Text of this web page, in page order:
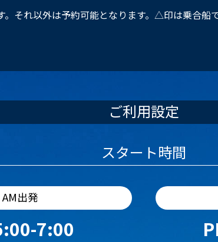
。それ以外は予約可能となります。△印は乗合
ご利用設定
スタート時間
AM出発
7:00